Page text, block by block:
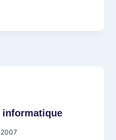
informatique